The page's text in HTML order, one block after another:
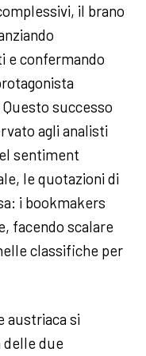
il brano
e confermando
successo
agli analisti
sentiment
le quotazioni di
i bookmakers
facendo scalare
classifiche per
austriaca si
delle due